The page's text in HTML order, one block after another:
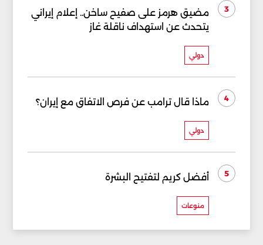
3
مضيق هرمز على صفيح ساخن.. إعلام إيراني
يتحدث عن استهداف ناقلة غاز
دولي
4 ماذا قال ترامب عن فرص الاتفاق مع إيران؟
دولي
5 أفضل كريم لتفتيح البشرة
منوعات